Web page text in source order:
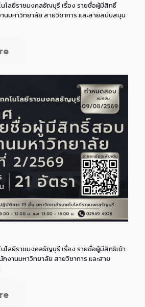
นโลยีราชมงคลธัญบุรี เรื่อง รายชื่อผู้มีสิทธิ์
มหาวิทยาลัย สายวิชาการ และสายสนับสนุน
นโลยีราชมงคลธัญบุรี เรื่อง รายชื่อผู้มีสิทธิเข้า
งานมหาวิทยาลัย สายวิชาการ และสาย